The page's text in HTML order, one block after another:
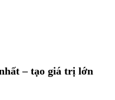
– tạo giá trị lớn